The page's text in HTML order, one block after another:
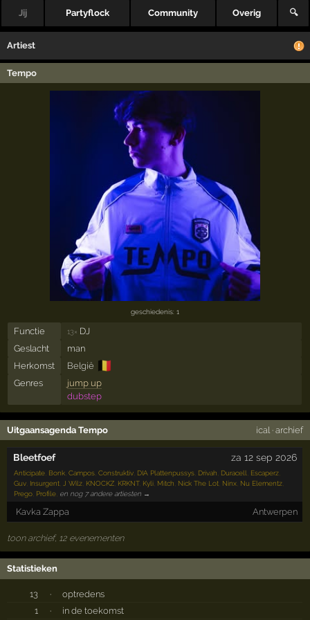
Jij Partyflock Community Overig 🔍
Artiest
Tempo
geschiedenis: 1
Functie 13× DJ
Geslacht
man
Herkomst
België 🇧🇪
Genres
jump up
dubstep
Uitgaansagenda Tempo ical · archief
Bleetfoef za 12 sep 2026
Anticipate Bonk ,Campos ,Construktiv DIA Plattenpussys Drivah Duracell Escaperz
Guv Insurgent J Wilz KNOCKZ KRKNT, Kyli Mitch Nick The Lot Ninx Nu Elementz
Prego Profile en nog 7 andere artiesten →
Kavka Zappa Antwerpen
toon archief, 12 evenementen
Statistieken
13 ·
optredens
1
· in de toekomst